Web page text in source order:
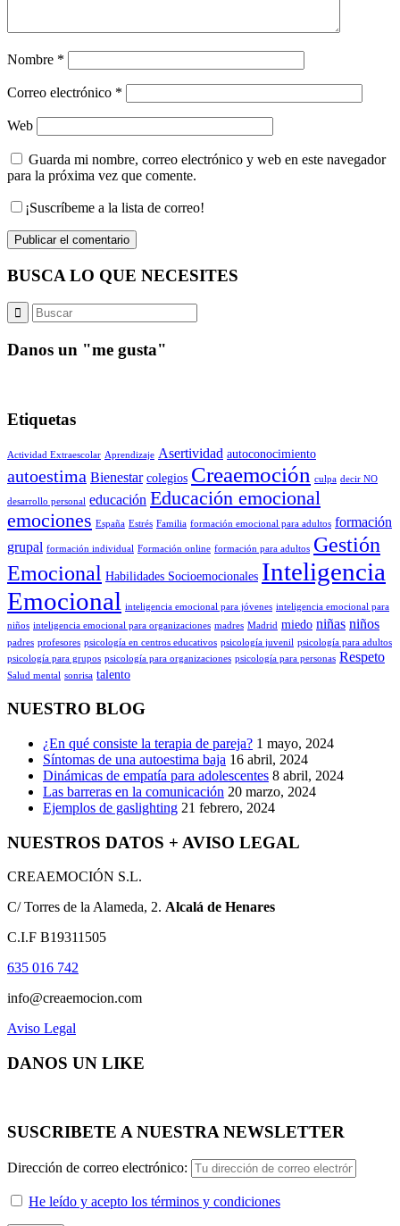
Nombre *
Correo electrónico *
Web
Guarda mi nombre, correo electrónico y web en este navegador
para la próxima vez que comente.
¡Suscríbeme a la lista de correo!
BUSCA LO QUE NECESITES
Danos un "me gusta"
Etiquetas
Actividad Extraescolar Aprendizaje Asertividad autoconocimiento
autoestima Bienestar colegios Creaemoción culpa decir NO
desarrollo personal educación Educación emocional
emociones España Estrés Familia formación emocional para adultos formación
grupal formación individual Formación online formación para adultos Gestión
Emocional Habilidades Socioemocionales Inteligencia
Emocional inteligencia emocional para jóvenes inteligencia emocional para
niños inteligencia emocional para organizaciones madres Madrid miedo niñas niños
padres profesores psicología en centros educativos psicología juvenil psicología para adultos
psicología para grupos psicología para organizaciones psicología para personas Respeto
Salud mental sonrisa talento
NUESTRO BLOG
¿En qué consiste la terapia de pareja? 1 mayo, 2024
Síntomas de una autoestima baja 16 abril, 2024
Dinámicas de empatía para adolescentes 8 abril, 2024
Las barreras en la comunicación 20 marzo, 2024
Ejemplos de gaslighting 21 febrero, 2024
NUESTROS DATOS + AVISO LEGAL
CREAEMOCIÓN S.L.
C/ Torres de la Alameda, 2. Alcalá de Henares
C.I.F B19311505
635 016 742
info@creaemocion.com
Aviso Legal
DANOS UN LIKE
SUSCRIBETE A NUESTRA NEWSLETTER
Dirección de correo electrónico:
He leído y acepto los términos y condiciones